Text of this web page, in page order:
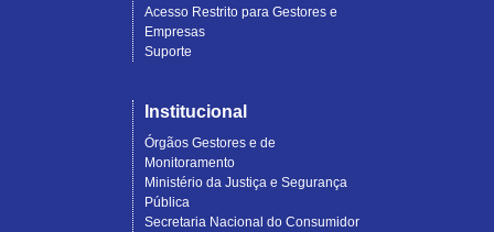
Acesso Restrito para Gestores e
Empresas
Suporte
Institucional
Órgãos Gestores e de
Monitoramento
Ministério da Justiça e Segurança
Pública
Secretaria Nacional do Consumidor